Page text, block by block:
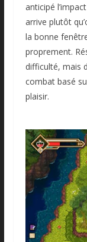
anticipé
arrive plutôt
la bonne
proprement.
difficulté, mais
combat basé
plaisir.